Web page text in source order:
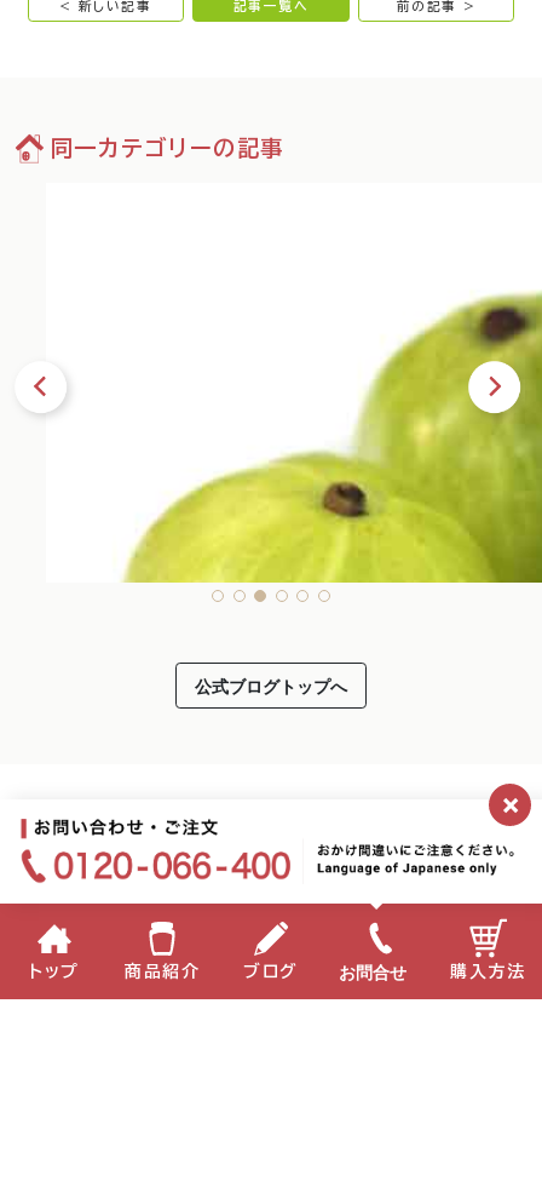
< 新しい記事 記事一覧へ 前の記事 >
同一カテゴリーの記事
公式ブログトップへ
×
トップ 商品紹介 ブログ お問合せ 購入方法